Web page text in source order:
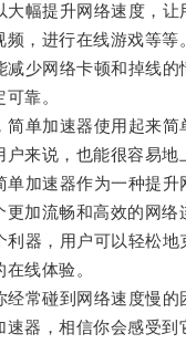
幅提升网络速度，让
，进行在线游戏等等。
少网络卡顿和掉线的
靠。
单加速器使用起来简
来说，也能很容易地
速器作为一种提升
加流畅和高效的网络
器，用户可以轻松地
线体验。
常碰到网络速度慢的
器，相信你会感受到